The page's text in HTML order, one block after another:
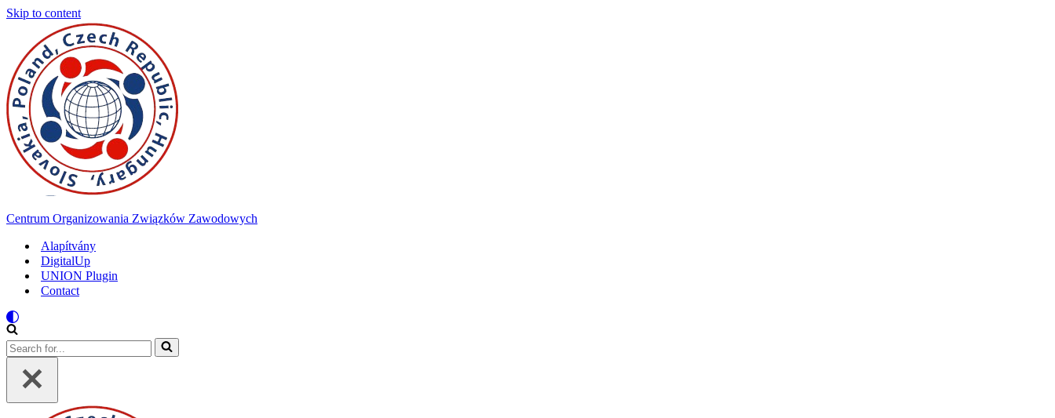
Skip to content
Centrum Organizowania Związków Zawodowych
Alapítvány
DigitalUp
UNION Plugin
Contact
Search
for...